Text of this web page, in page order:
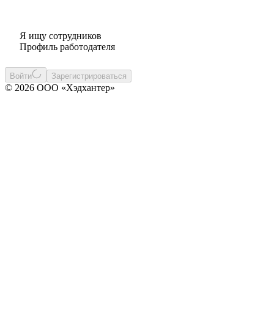
Я ищу сотрудников
Профиль работодателя
Войти Зарегистрироваться
© 2026 ООО «Хэдхантер»